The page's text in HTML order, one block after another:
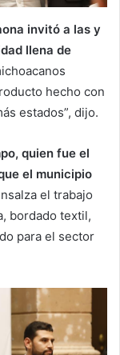
invitó a las y
llena de
hecho con
estados”, dijo.
quien fue el
el municipio
el trabajo
bordado textil,
para el sector